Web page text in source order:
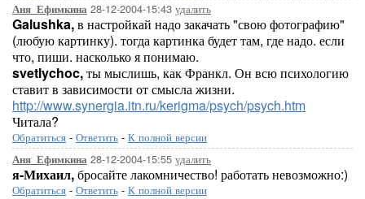
Аня_Ефимкина 28-12-2004-15:43 удалить
Galushka,в настройкай надо закачать "свою фотографию"
(любую картинку). тогда картинка будет там, где надо. если
что, пиши. насколько я понимаю.
svetlychoc,ты мыслишь, как Франкл. Он всю психологию
ставит в зависимости от смысла жизни.
http://www.synergia.itn.ru/kerigma/psych/psych.htm
Читала?
Обратиться - Ответить - К полной версии
Аня_Ефимкина 28-12-2004-15:55 удалить
я-Михаил,бросайте лакомничество! работать невозможно:)
Обратиться - Ответить - К полной версии